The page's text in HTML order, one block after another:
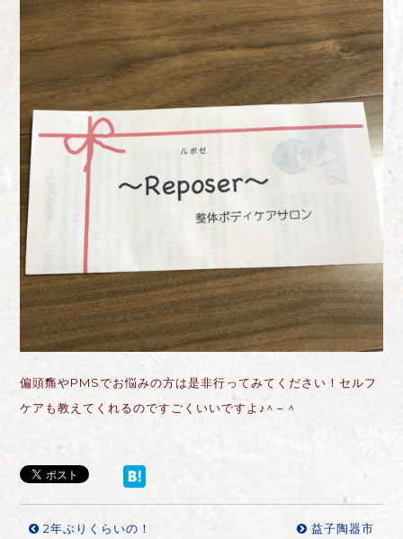
偏頭痛やPMSでお悩みの方は是非行ってみてください！セルフ
ケアも教えてくれるのですごくいいですよ♪^ – ^
2年ぶりくらいの！ 益子陶器市